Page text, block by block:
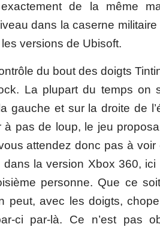
de la même
dans la caserne militaire
versions de Ubisoft.
du bout des doigts
La plupart du temps on
gauche et sur la droite de
à pas de loup, le jeu
attendez donc pas à
dans la version Xbox 360,
personne. Que ce
peut, avec les doigts,
ci par-là. Ce n’est pas